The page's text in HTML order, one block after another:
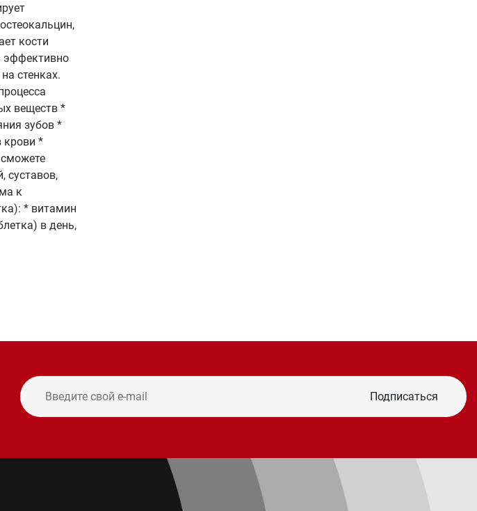
кости
эффективно
стенках.
веществ *
зубов *
крови *
суставов,
к
* витамин
в день,
Подписаться